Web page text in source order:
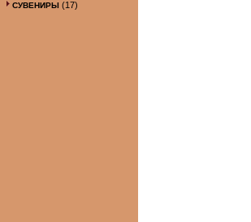
СУВЕНИРЫ (17)